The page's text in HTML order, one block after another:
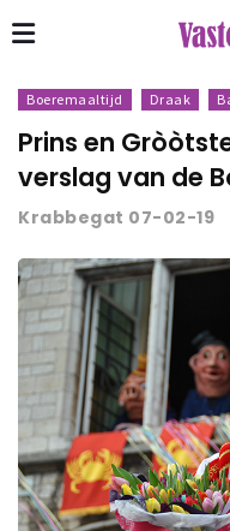
Boeremaaltijd Draak
Prins en
verslag van de
Krabbegat 07-02-19